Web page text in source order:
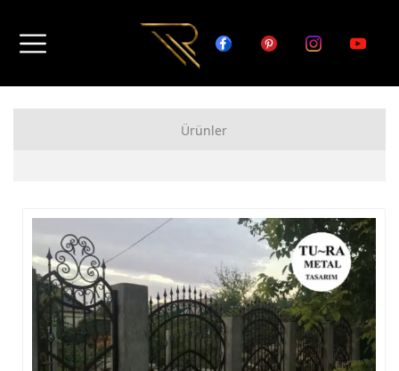
Ürünler
FERFORJE GARAJ KAPISI MODELLERİ
FERFORJE DUVAR ÜSTÜ KORKULUK MODELLERİ
FERFORJE BALKON KORKULUK MODELLERİ
FERFORJE MERDİVEN KORKULUK MODELLERİ